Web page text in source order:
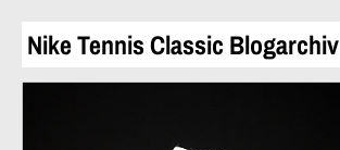
Nike Tennis Classic Blogarchiv